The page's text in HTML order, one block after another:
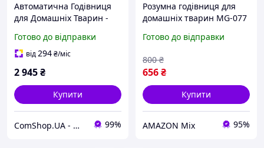
Автоматична Годівниця
для Домашніх Тварин -
Гарантія 12 місяців
Готово до відправки
від294₴/міс
2 945₴
Купити
ComShop.UA - Магазин TM Комшоп 99%
Розумна годівниця для
домашніх тварин MG-077
Готово до відправки
656₴
800 ₴
Купити
AMAZON Mix 95%